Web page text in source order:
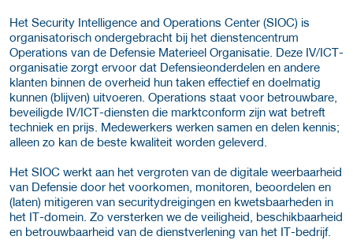
Het Security Intelligence and Operations Center (SIOC) is
organisatorisch ondergebracht bij het dienstencentrum
Operations van de Defensie Materieel Organisatie. Deze IV/ICT-
organisatie zorgt ervoor dat Defensieonderdelen en andere
klanten binnen de overheid hun taken effectief en doelmatig
kunnen (blijven) uitvoeren. Operations staat voor betrouwbare,
beveiligde IV/ICT-diensten die marktconform zijn wat betreft
techniek en prijs. Medewerkers werken samen en delen kennis;
alleen zo kan de beste kwaliteit worden geleverd.
Het SIOC werkt aan het vergroten van de digitale weerbaarheid
van Defensie door het voorkomen, monitoren, beoordelen en
(laten) mitigeren van securitydreigingen en kwetsbaarheden in
het IT-domein. Zo versterken we de veiligheid, beschikbaarheid
en betrouwbaarheid van de dienstverlening van het IT-bedrijf.